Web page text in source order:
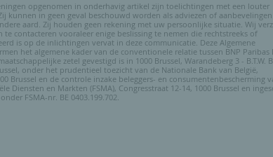
opgenomen in onderhavig artikel zijn toelichtingen met een louter
kunnen in geen geval beschouwd worden als adviezen of
aard. Zij houden geen rekening met uw persoonlijke situatie. Wij
te contacteren vooraleer enige beslissing te nemen die rechtstreeks of
is op de inlichtingen vervat in deze communicatie. Deze Algemene
het algemene kader van de conventionele relatie tussen BNP Paribas
zetel gevestigd is in 1000 Brussel, Warandeberg 3 - B.T.W.
onder het prudentieel toezicht van de Nationale Bank van België,
Brussel en de controle inzake beleggers- en consumentenbescherming
Diensten en Markten (FSMA), Congresstraat 12-14, 1000 Brussel en
FSMA-nr. BE 0403.199.702.